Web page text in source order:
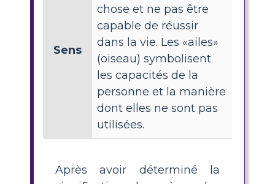
Sens
chose et ne pas être
capable de réussir
dans la vie. Les «ailes»
(oiseau) symbolisent
les capacités de la
personne et la manière
dont elles ne sont pas
utilisées.
Après avoir déterminé la